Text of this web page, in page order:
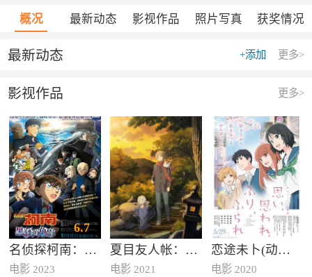
概况 最新动态 影视作品 照片写真 获奖情况
更多>
+添加
最新动态
更多>
影视作品
6.7
名侦探柯南：黑铁的鱼影
电影 2023
夏目友人帐：石起和可疑来访者
电影 2021
恋途未卜(动画版)
电影 2020